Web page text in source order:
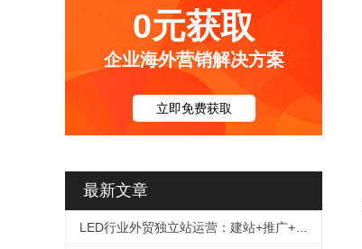
0元获取
企业海外营销解决方案
立即免费获取
最新文章